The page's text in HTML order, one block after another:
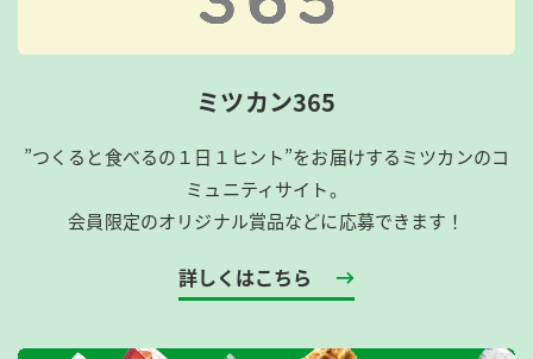
ミツカン365
”つくると食べるの１日１ヒント”をお届けするミツカンのコ
ミュニティサイト。
会員限定のオリジナル賞品などに応募できます！
詳しくはこちら